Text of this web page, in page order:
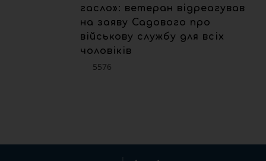
гасло»: ветеран відреагував
на заяву Садового про
військову службу для всіх
чоловіків
5576